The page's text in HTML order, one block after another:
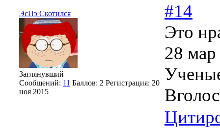
ЭсПэ Скотился
Заглянувший
Сообщений: 11 Баллов: 2 Регистрация: 20
ноя 2015
#14
Это
28